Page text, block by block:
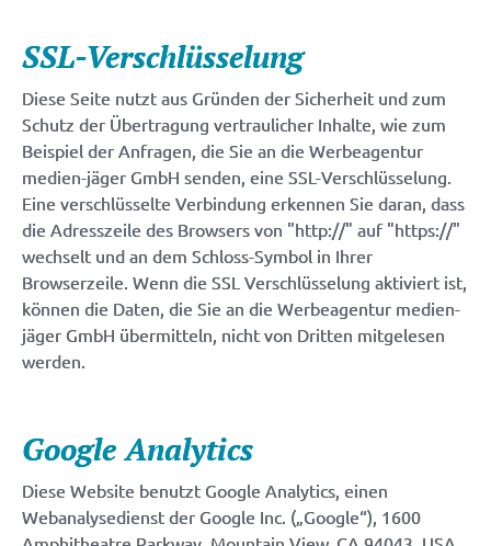
SSL-Verschlüsselung
Diese Seite nutzt aus Gründen der Sicherheit und zum
Schutz der Übertragung vertraulicher Inhalte, wie zum
Beispiel der Anfragen, die Sie an die Werbeagentur
medien-jäger GmbH senden, eine SSL-Verschlüsselung.
Eine verschlüsselte Verbindung erkennen Sie daran, dass
die Adresszeile des Browsers von "http://" auf "https://"
wechselt und an dem Schloss-Symbol in Ihrer
Browserzeile. Wenn die SSL Verschlüsselung aktiviert ist,
können die Daten, die Sie an die Werbeagentur medien-
jäger GmbH übermitteln, nicht von Dritten mitgelesen
werden.
Google Analytics
Diese Website benutzt Google Analytics, einen
Webanalysedienst der Google Inc. („Google“), 1600